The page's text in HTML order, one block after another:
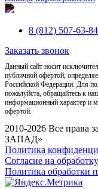
8 (812) 507-63-84
Заказать звонок
Данный сайт носит
публичной офертой,
Российской Федерации. Для
пожалуйста, обращайтесь к
информационный характер и
офертой.
2010-2026 Все
ЗАПАД»
Политика
Согласие на
Политика обработки